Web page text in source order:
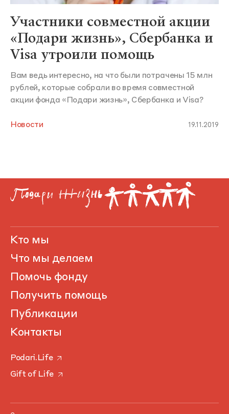
Участники совместной акции
«Подари жизнь», Сбербанка и
Visa утроили помощь
Вам ведь интересно, на что были потрачены 15 млн
рублей, которые собрали во время совместной
акции фонда «Подари жизнь», Сбербанка и Visa?
Новости 19.11.2019
Кто мы
Что мы делаем
Помочь фонду
Получить помощь
Публикации
Контакты
Podari.Life
Gift of Life